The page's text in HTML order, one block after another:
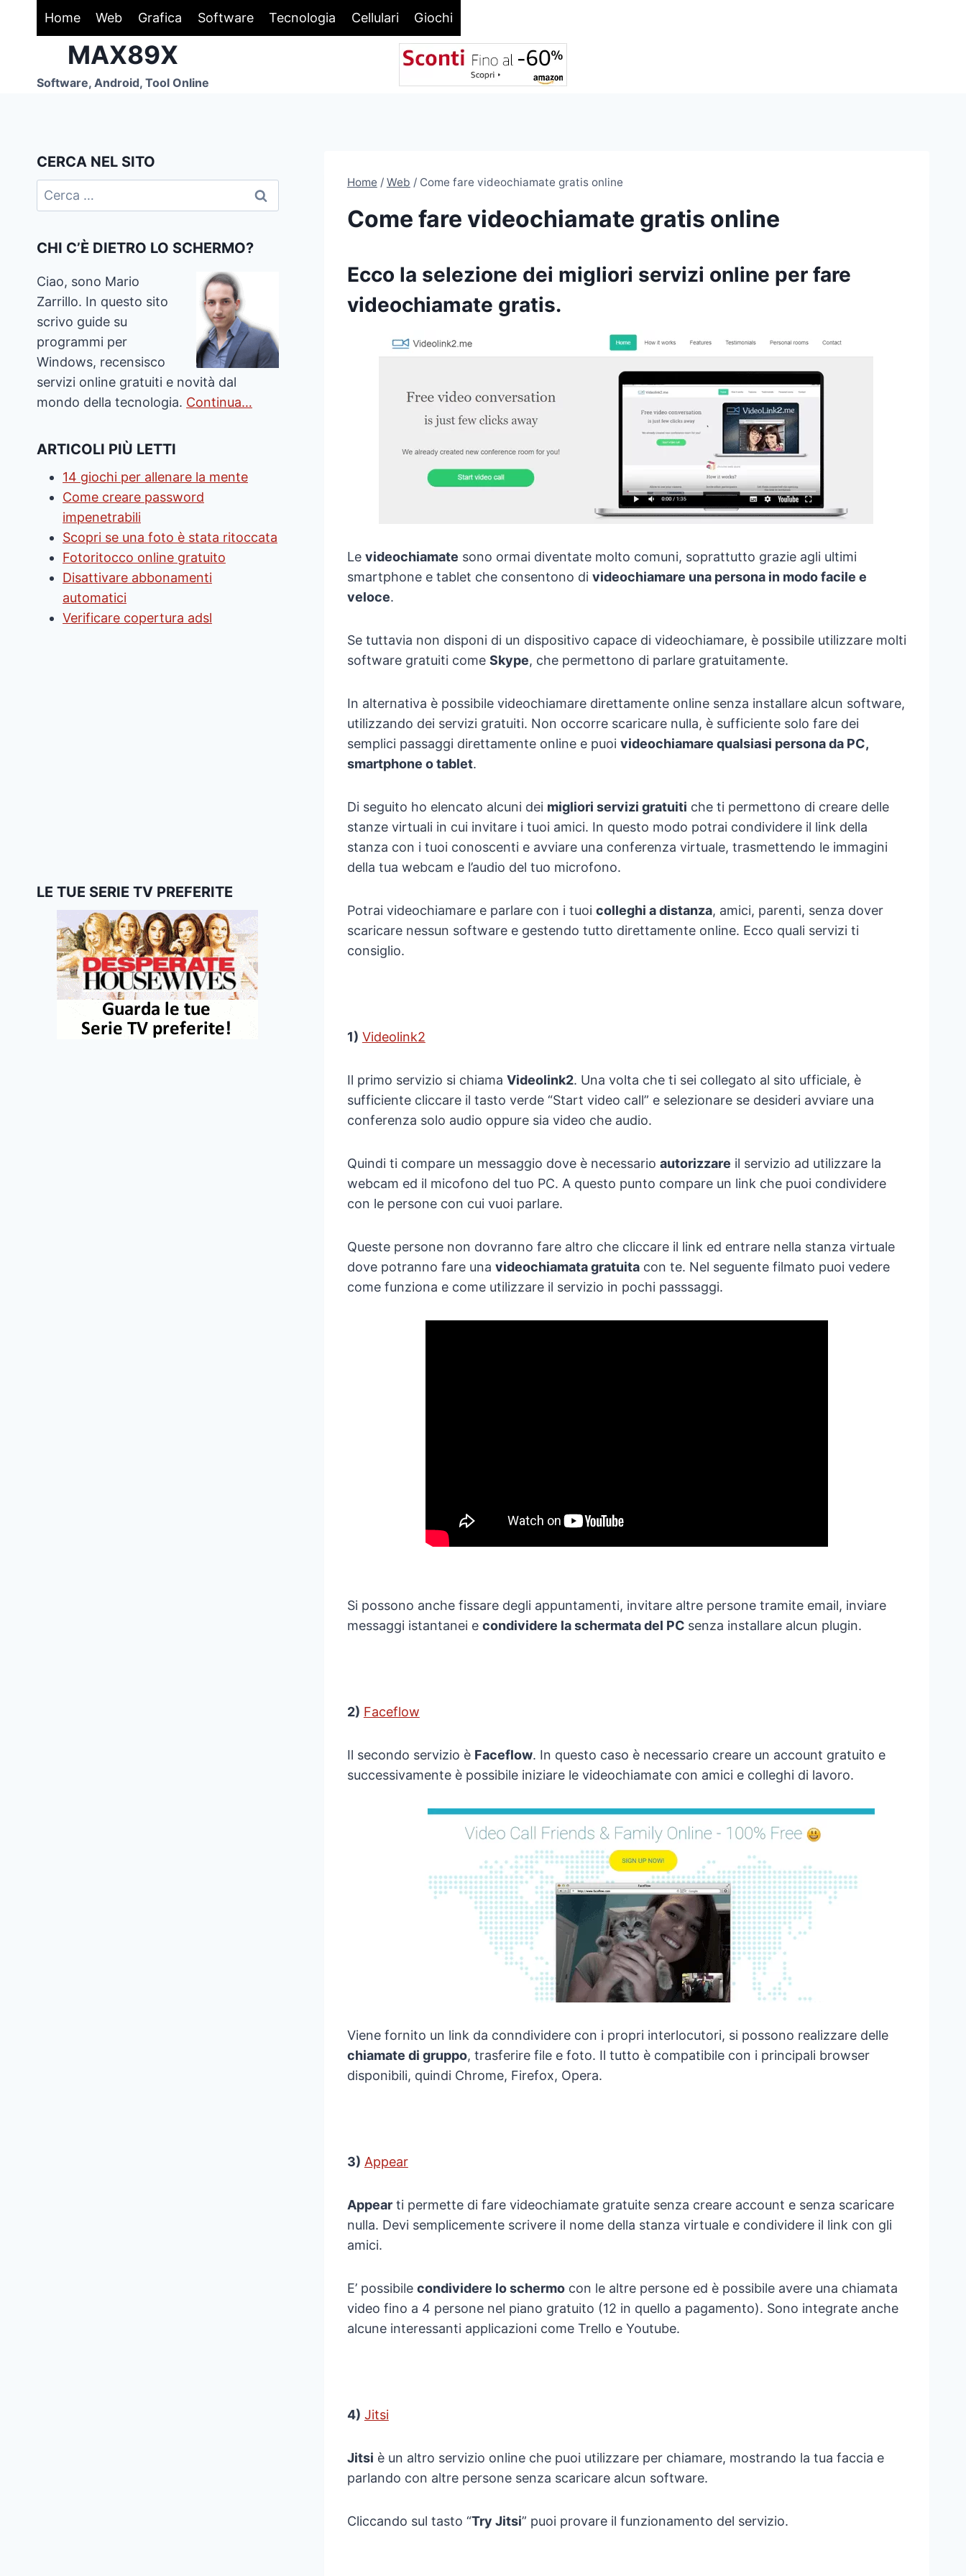
Home Web Grafica Software Tecnologia Cellulari Giochi
MAX89X
Software, Android, Tool Online
Home / Web / Come fare videochiamate gratis online
Come fare videochiamate gratis online
Ecco la selezione dei migliori servizi online per fare
videochiamate gratis.
Le videochiamate sono ormai diventate molto comuni, soprattutto grazie agli ultimi
smartphone e tablet che consentono di videochiamare una persona in modo facile e
veloce.
Se tuttavia non disponi di un dispositivo capace di videochiamare, è possibile utilizzare molti
software gratuiti come Skype, che permettono di parlare gratuitamente.
In alternativa è possibile videochiamare direttamente online senza installare alcun software,
utilizzando dei servizi gratuiti. Non occorre scaricare nulla, è sufficiente solo fare dei
semplici passaggi direttamente online e puoi videochiamare qualsiasi persona da PC,
smartphone o tablet.
Di seguito ho elencato alcuni dei migliori servizi gratuiti che ti permettono di creare delle
stanze virtuali in cui invitare i tuoi amici. In questo modo potrai condividere il link della
stanza con i tuoi conoscenti e avviare una conferenza virtuale, trasmettendo le immagini
della tua webcam e l’audio del tuo microfono.
Potrai videochiamare e parlare con i tuoi colleghi a distanza, amici, parenti, senza dover
scaricare nessun software e gestendo tutto direttamente online. Ecco quali servizi ti
consiglio.
1) Videolink2
Il primo servizio si chiama Videolink2. Una volta che ti sei collegato al sito ufficiale, è
sufficiente cliccare il tasto verde “Start video call” e selezionare se desideri avviare una
conferenza solo audio oppure sia video che audio.
Quindi ti compare un messaggio dove è necessario autorizzare il servizio ad utilizzare la
webcam ed il micofono del tuo PC. A questo punto compare un link che puoi condividere
con le persone con cui vuoi parlare.
Queste persone non dovranno fare altro che cliccare il link ed entrare nella stanza virtuale
dove potranno fare una videochiamata gratuitacon te. Nel seguente filmato puoi vedere
come funziona e come utilizzare il servizio in pochi passsaggi.
Si possono anche fissare degli appuntamenti, invitare altre persone tramite email, inviare
messaggi istantanei e condividere la schermata del PC senza installare alcun plugin.
2) Faceflow
Il secondo servizio è Faceflow. In questo caso è necessario creare un account gratuito e
successivamente è possibile iniziare le videochiamate con amici e colleghi di lavoro.
Viene fornito un link da conndividere con i propri interlocutori, si possono realizzare delle
chiamate di gruppo, trasferire file e foto. Il tutto è compatibile con i principali browser
disponibili, quindi Chrome, Firefox, Opera.
3) Appear
Appearti permette di fare videochiamate gratuite senza creare account e senza scaricare
nulla. Devi semplicemente scrivere il nome della stanza virtuale e condividere il link con gli
amici.
E’ possibile condividere lo schermocon le altre persone ed è possibile avere una chiamata
video fino a 4 persone nel piano gratuito (12 in quello a pagamento). Sono integrate anche
alcune interessanti applicazioni come Trello e Youtube.
4) Jitsi
Jitsi è un altro servizio online che puoi utilizzare per chiamare, mostrando la tua faccia e
parlando con altre persone senza scaricare alcun software.
Cliccando sul tasto “Try Jitsi” puoi provare il funzionamento del servizio.
CERCA NEL SITO
Ricerca
per:
CHI C’È DIETRO LO SCHERMO?
Ciao, sono Mario
Zarrillo. In questo sito
scrivo guide su
programmi per
Windows, recensisco
servizi online gratuiti e novità dal
mondo della tecnologia. Continua…
ARTICOLI PIÙ LETTI
14 giochi per allenare la mente
Come creare password
impenetrabili
Scopri se una foto è stata ritoccata
Fotoritocco online gratuito
Disattivare abbonamenti
automatici
Verificare copertura adsl
LE TUE SERIE TV PREFERITE